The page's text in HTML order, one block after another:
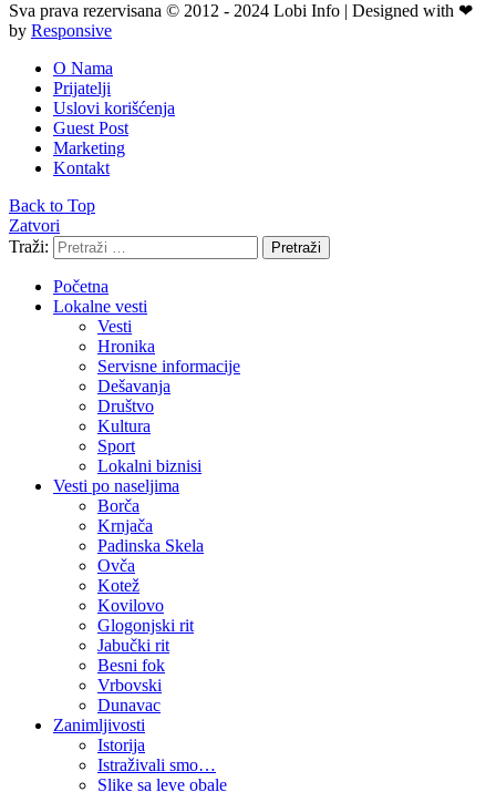
Sva prava rezervisana © 2012 - 2024 Lobi Info | Designed with ❤
by Responsive
O Nama
Prijatelji
Uslovi korišćenja
Guest Post
Marketing
Kontakt
Back to Top
Zatvori
Traži:
Pretraži
Početna
Lokalne vesti
Vesti
Hronika
Servisne informacije
Dešavanja
Društvo
Kultura
Sport
Lokalni biznisi
Vesti po naseljima
Borča
Krnjača
Padinska Skela
Ovča
Kotež
Kovilovo
Glogonjski rit
Jabučki rit
Besni fok
Vrbovski
Dunavac
Zanimljivosti
Istorija
Istraživali smo…
Slike sa leve obale